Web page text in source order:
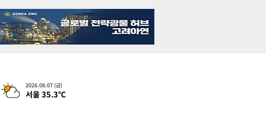
2026.08.07 (금)
서울 35.3℃